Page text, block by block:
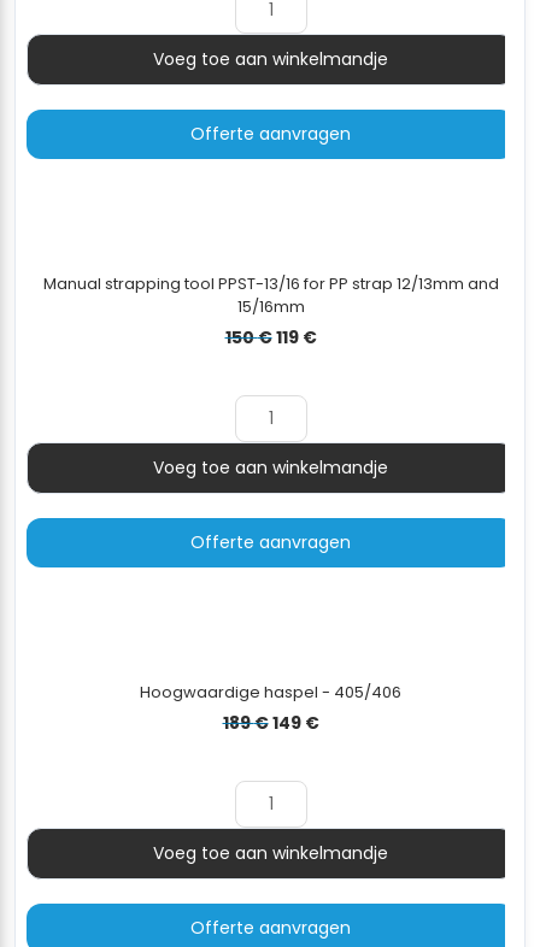
Aantal
Voeg toe aan winkelmandje
Offerte aanvragen
Manual strapping tool PPST-13/16 for PP strap 12/13mm and
15/16mm
150€Oorspronkelijke
119 €Huidige
Aantal
Voeg toe aan winkelmandje
Offerte aanvragen
Hoogwaardige haspel - 405/406
189€Oorspronkelijke
189 €.
149 €Huidige
Aantal
Voeg toe aan winkelmandje
Offerte aanvragen